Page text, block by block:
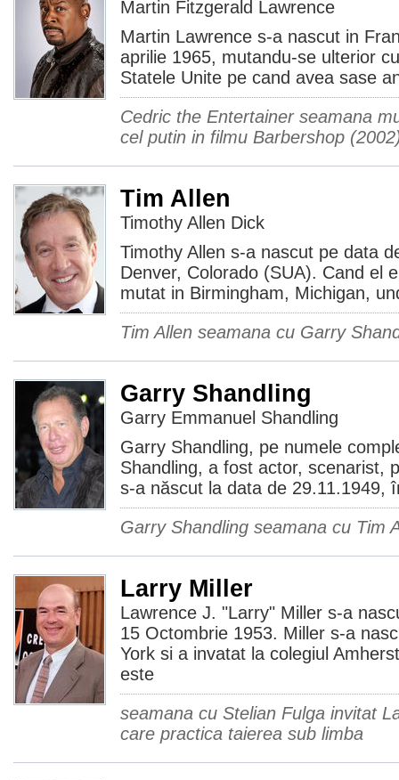
Martin Fitzgerald Lawrence
Martin Lawrence s-a nascut in
aprilie 1965, mutandu-se ulterior
Statele Unite pe cand avea sase
Cedric the Entertainer seamana
cel putin in filmu Barbershop
Tim Allen
Timothy Allen Dick
Timothy Allen s-a nascut pe data
Denver, Colorado (SUA). Cand el
mutat in Birmingham, Michigan,
Tim Allen seamana cu Garry
Garry Shandling
Garry Emmanuel Shandling
Garry Shandling, pe numele
Shandling, a fost actor, scenarist,
s-a născut la data de 29.11.1949,
Garry Shandling seamana cu Tim
Larry Miller
Lawrence J. "Larry" Miller s-a
15 Octombrie 1953. Miller s-a
York si a invatat la colegiul
este
seamana cu Stelian Fulga invitat
care practica taierea sub limba